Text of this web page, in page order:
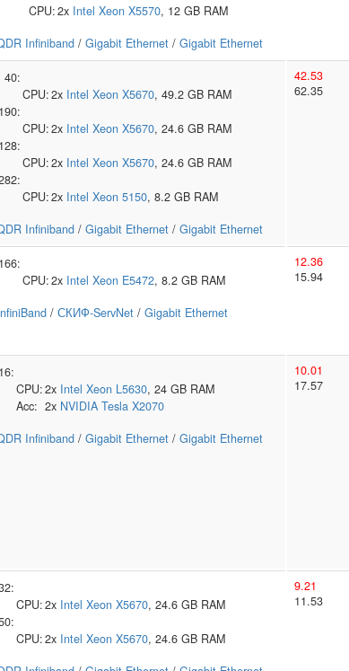
CPU:2x Intel Xeon X5570, 12 GB RAM
Infiniband / Gigabit Ethernet / Gigabit Ethernet
40:
CPU:2x Intel Xeon X5670, 49.2 GB RAM
190:
CPU:2x Intel Xeon X5670, 24.6 GB RAM
128:
CPU:2x Intel Xeon X5670, 24.6 GB RAM
CPU:2x Intel Xeon 5150, 8.2 GB RAM
Infiniband / Gigabit Ethernet / Gigabit Ethernet
42.53
62.35
166:
CPU:2x Intel Xeon E5472, 8.2 GB RAM
/ СКИФ-ServNet / Gigabit Ethernet
12.36
15.94
16:
CPU:2x Intel Xeon L5630, 24 GB RAM
Acc: 2x NVIDIA Tesla X2070
Infiniband / Gigabit Ethernet / Gigabit Ethernet
10.01
17.57
CPU:2x Intel Xeon X5670, 24.6 GB RAM
CPU:2x Intel Xeon X5670, 24.6 GB RAM
9.21
11.53